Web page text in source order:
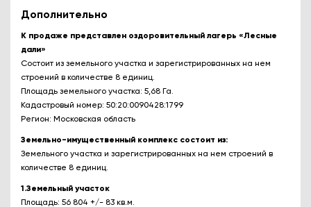
Дополнительно
К продаже представлен оздоровительный лагерь «Лесные
дали»
Состоит из земельного участка и зарегистрированных на нем
строений в количестве 8 единиц.
Площадь земельного участка: 5,68 Га.
Кадастровый номер: 50:20:0090428:1799
Регион: Московская область
Земельно-имущественный комплекс состоит из:
Земельного участка и зарегистрированных на нем строений в
количестве 8 единиц.
1.Земельный участок
Площадь: 56 804 +/- 83 кв.м.